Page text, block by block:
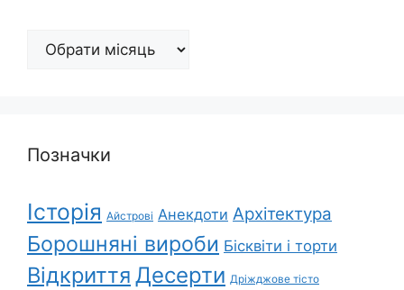
Архіви
Позначки
Історія Айстрові Анекдоти Архітектура
Борошняні вироби Бісквіти і торти
Відкриття Десерти Дріжджове тісто